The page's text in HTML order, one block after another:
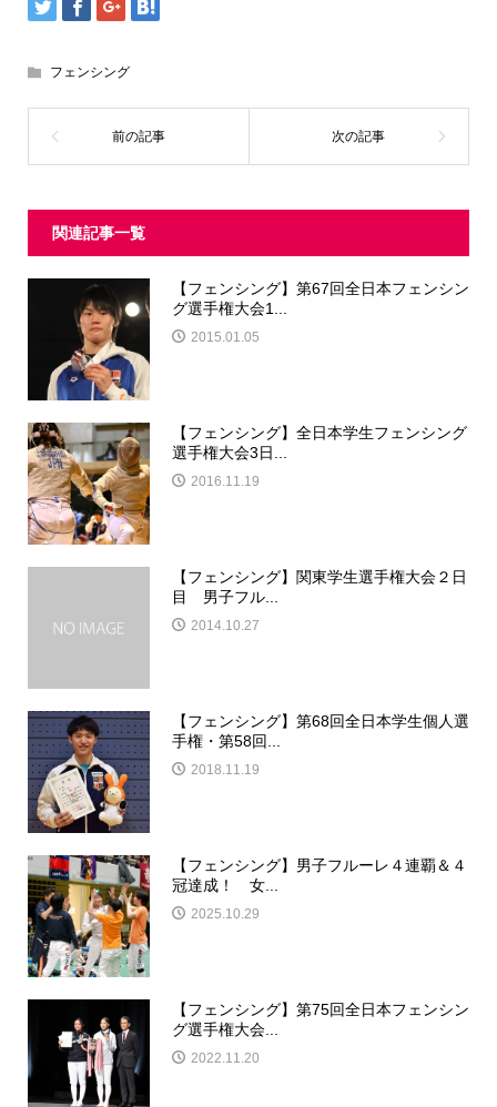
フェンシング
関連記事一覧
【フェンシング】第67回全日本フェンシン
グ選手権大会1...
2015.01.05
【フェンシング】全日本学生フェンシング
選手権大会3日...
2016.11.19
【フェンシング】関東学生選手権大会２日
目 男子フル...
2014.10.27
【フェンシング】第68回全日本学生個人選
手権・第58回...
2018.11.19
【フェンシング】男子フルーレ４連覇＆４
冠達成！ 女...
2025.10.29
【フェンシング】第75回全日本フェンシン
グ選手権大会...
2022.11.20